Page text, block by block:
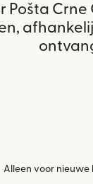
Pošta
Alleen voor nieuwe